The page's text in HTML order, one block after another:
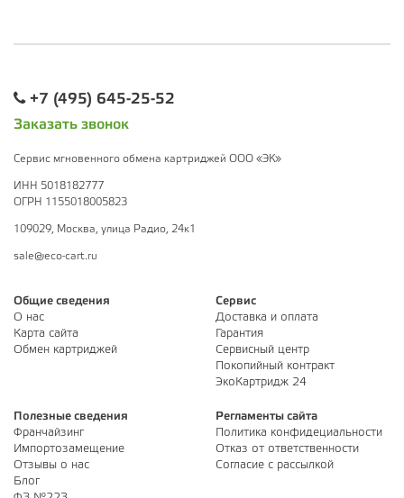
+7 (495) 645-25-52
Заказать звонок
Сервис мгновенного обмена картриджей ООО «ЭК»
ИНН 5018182777
ОГРН 1155018005823
109029, Москва, улица Радио, 24к1
sale@eco-cart.ru
Общие сведения
О нас
Карта сайта
Обмен картриджей
Сервис
Доставка и оплата
Гарантия
Сервисный центр
Покопийный контракт
ЭкоКартридж 24
Полезные сведения
Франчайзинг
Импортозамещение
Отзывы о нас
Блог
Регламенты сайта
Политика конфидециальности
Отказ от ответственности
Согласие с рассылкой